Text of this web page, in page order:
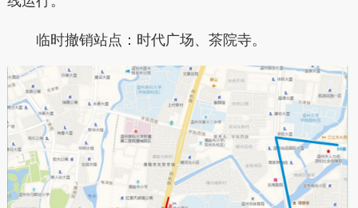
临时撤销站点：时代广场、茶院寺。